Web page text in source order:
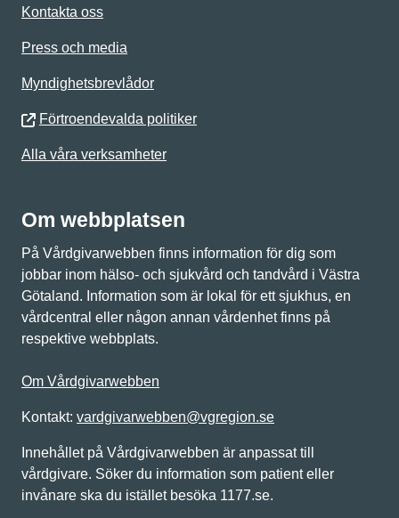
Kontakta oss
Press och media
Myndighetsbrevlådor
Förtroendevalda politiker
Alla våra verksamheter
Om webbplatsen
På Vårdgivarwebben finns information för dig som
jobbar inom hälso- och sjukvård och tandvård i Västra
Götaland. Information som är lokal för ett sjukhus, en
vårdcentral eller någon annan vårdenhet finns på
respektive webbplats.
Om Vårdgivarwebben
Kontakt: vardgivarwebben@vgregion.se
Innehållet på Vårdgivarwebben är anpassat till
vårdgivare. Söker du information som patient eller
invånare ska du istället besöka 1177.se.